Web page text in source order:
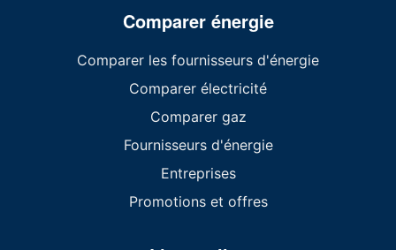
Comparer énergie
Comparer les fournisseurs d'énergie
Comparer électricité
Comparer gaz
Fournisseurs d'énergie
Entreprises
Promotions et offres